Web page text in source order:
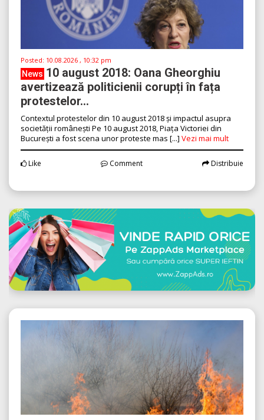
Posted: 10.08.2026 , 10:32 pm
News 10 august 2018: Oana Gheorghiu
avertizează politicienii corupți în fața
protestelor...
Contextul protestelor din 10 august 2018 și impactul asupra
societății românești Pe 10 august 2018, Piața Victoriei din
București a fost scena unor proteste mas [...] Vezi mai mult
Like Comment Distribuie